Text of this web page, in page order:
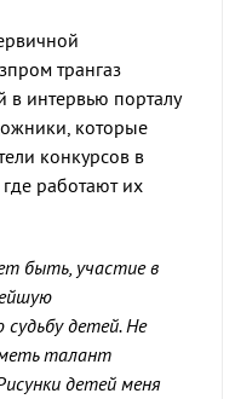
трангаз
в интервью порталу
которые
конкурсов в
работают их
быть, участие в
детей. Не
талант
детей меня